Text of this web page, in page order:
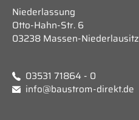
Niederlassung
Otto-Hahn-Str. 6
03238 Massen-Niederlausitz
03531 71864 - 0
info@baustrom-direkt.de